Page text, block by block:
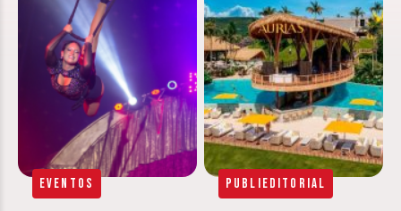
Eventos Publieditorial